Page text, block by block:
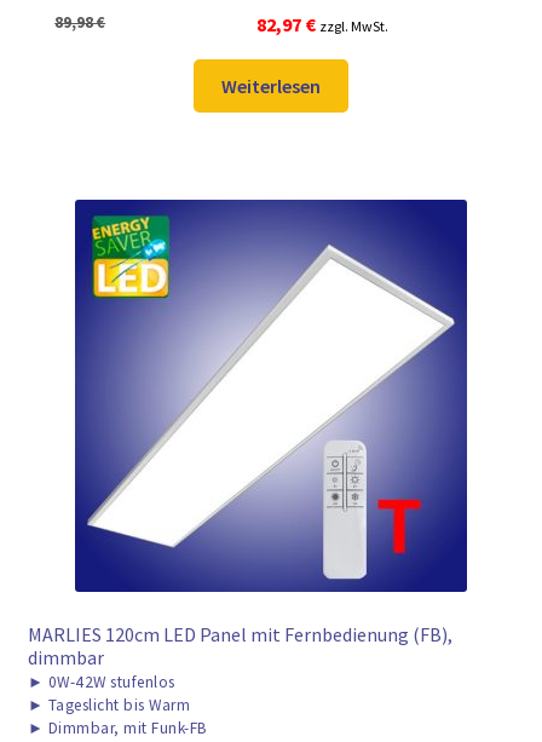
von 5
89,98€
Ursprünglicher
war:
89,98 €
82,97 €Aktueller
ist:
82,97 €.
zzgl. MwSt.
Weiterlesen
MARLIES 120cm LED Panel mit Fernbedienung (FB),
dimmbar
► 0W-42W stufenlos
► Tageslicht bis Warm
► Dimmbar, mit Funk-FB